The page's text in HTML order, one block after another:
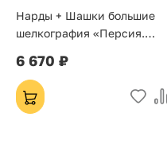
Нарды + Шашки большие
шелкография «Персия.
6 670 ₽